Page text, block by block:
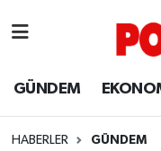
GÜNDEM
HABERLER GÜNDEM
Ayvalık
Balıkesir Hava